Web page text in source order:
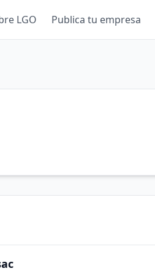
LGO Publica tu empresa